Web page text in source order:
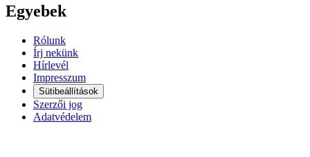
Egyebek
Rólunk
Írj nekünk
Hírlevél
Impresszum
Sütibeállítások
Szerzői jog
Adatvédelem